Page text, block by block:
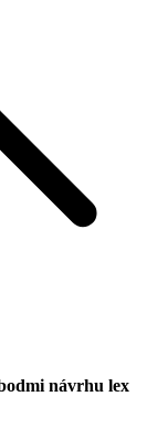
návrhu lex